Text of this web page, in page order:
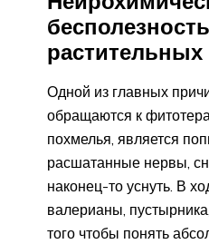
бесполезность
растительных
Одной из главных
обращаются к
похмелья, является
расшатанные нервы,
наконец-то уснуть. В
валерианы,
того чтобы понять